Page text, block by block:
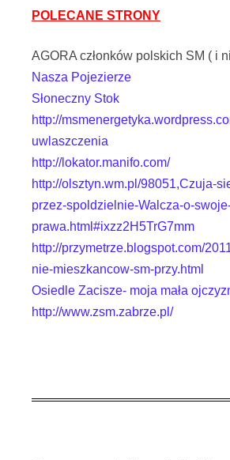
POLECANE STRONY
AGORA członków polskich SM ( i
Nasza Pojezierze
Słoneczny Stok
http://
uwlaszczenia
http://lokator.manifo.com/
http://olsztyn.wm.pl/98051,Czuja-
przez-spoldzielnie-Walcza-o-
prawa.html#ixzz2H5TrG7mm
http://przymetrze.blogspot.com/
nie-mieszkancow-sm-przy.html
Osiedle Zacisze- moja mała
http://www.zsm.zabrze.pl/